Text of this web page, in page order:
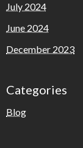
July 2024
June 2024
December 2023
Categories
Blog